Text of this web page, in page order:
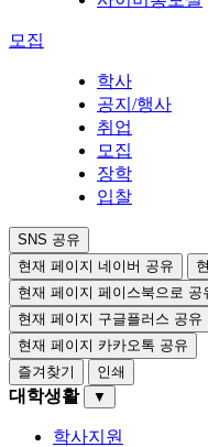
모집
학사
공지/행사
취업
모집
장학
입찰
SNS 공유
현재 페이지 네이버 공유
현재 페이지 페이스북으로 공
현재 페이지 구글플러스 공유
현재 페이지 카카오톡 공유
즐겨찾기
인쇄
대학생활 ▼
학사지원